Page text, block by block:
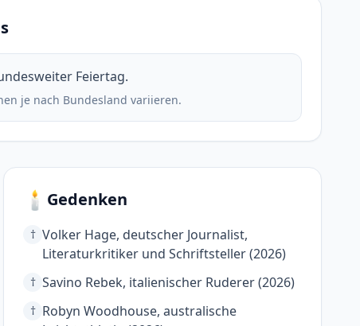
Feiertag.
je nach Bundesland variieren.
🕯️ Gedenken
† Volker Hage, deutscher Journalist,
Literaturkritiker und Schriftsteller (2026)
† Savino Rebek, italienischer Ruderer (2026)
† Robyn Woodhouse, australische